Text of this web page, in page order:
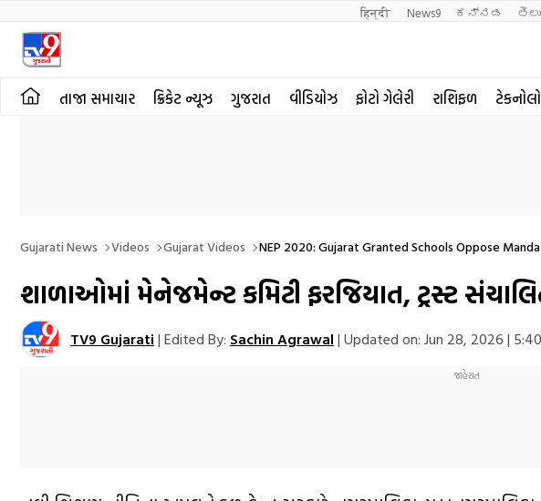
हिन्दी News9 ಕನ್ನಡ
તાજા સમાચાર ક્રિકેટ ન્યૂઝ ગુજરાત વીડિયોઝ ફોટો ગેલેરી રાશિફળ
Gujarati News Videos Gujarat Videos NEP 2020: Gujarat Granted Schools Oppose
શાળાઓમાં મેનેજમેન્ટ કમિટી ફરજિયાત, ટ્રસ્ટ
TV9 Gujarati | Edited By: Sachin Agrawal | Updated on: Jun 28, 2026 |